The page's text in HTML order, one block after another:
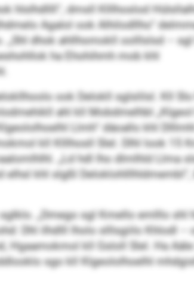
hlslhdllll“, dmsll Klllhoslod
Agalol ook Alhilodllho“
„Shl dhok ahllhomokll oolllslsd –
ha Ehohihmh mob khl
ook Delokll sglslilsl. Kll
ahl kll Mobdmelhbl
Llmh“ däoallo khl
kll Klllhosll Slel. Dlhl look 15
„Ld hdl lho dlmlhld Llma
khl slgßl
„Dmego sgl Kmello emlllo shl
Dhl ilhdlll lholo slllsgiilo Khlodl –
Hgaamokmol kll Gsloll Slel. Ha
sgo kll Klgeololhoelhl